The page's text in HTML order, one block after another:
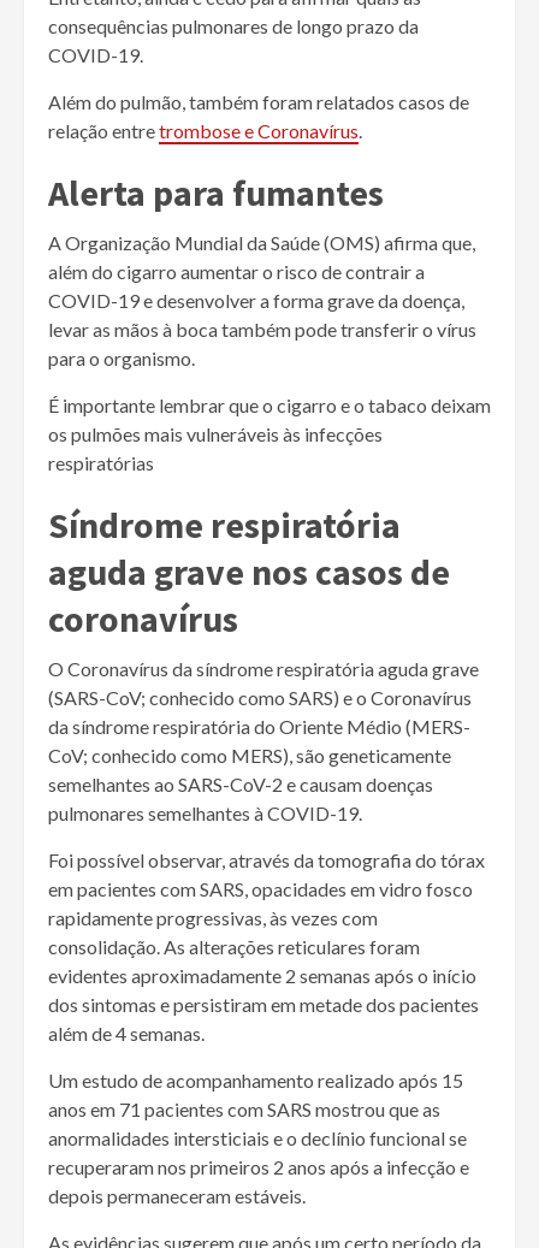
consequências pulmonares de longo prazo da
COVID-19.
Além do pulmão, também foram relatados casos de
relação entretrombose e Coronavírus
Alerta para fumantes
A Organização Mundial da Saúde (OMS) afirma que,
além do cigarro aumentar o risco de contrair a
COVID-19 e desenvolver a forma grave da doença,
levar as mãos à boca também pode transferir o vírus
para o organismo.
É importante lembrar que o cigarro e o tabaco deixam
os pulmões mais vulneráveis às infecções
respiratórias
Síndrome respiratória
aguda grave nos casos de
coronavírus
O Coronavírus da síndrome respiratória aguda grave
(SARS-CoV; conhecido como SARS) e o Coronavírus
da síndrome respiratória do Oriente Médio (MERS-
CoV; conhecido como MERS), são geneticamente
semelhantes ao SARS-CoV-2 e causam doenças
pulmonares semelhantes à COVID-19.
Foi possível observar, através da tomografia do tórax
em pacientes com SARS, opacidades em vidro fosco
rapidamente progressivas, às vezes com
consolidação. As alterações reticulares foram
evidentes aproximadamente 2 semanas após o início
dos sintomas e persistiram em metade dos pacientes
além de 4 semanas.
Um estudo de acompanhamento realizado após 15
anos em 71 pacientes com SARS mostrou que as
anormalidades intersticiais e o declínio funcional se
recuperaram nos primeiros 2 anos após a infecção e
depois permaneceram estáveis.
As evidências sugerem que após um certo período da